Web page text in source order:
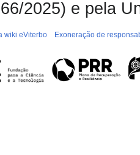
2025) e pela
wiki eViterbo Exoneração de